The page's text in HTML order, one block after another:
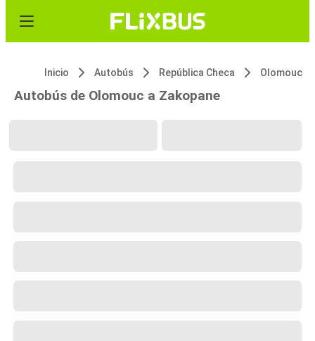
Inicio Autobús República Checa Olomouc
Autobús de Olomouc a Zakopane